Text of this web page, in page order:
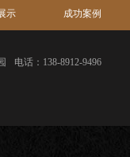
示 成功案例
电话：138-8912-9496